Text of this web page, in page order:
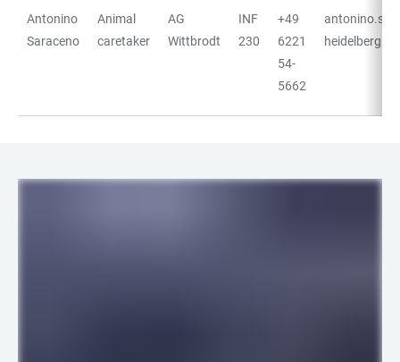
Antonino
Saraceno
Animal
caretaker
AG
Wittbrodt
INF
230
+49
6221
54-
5662
heidelberg.de